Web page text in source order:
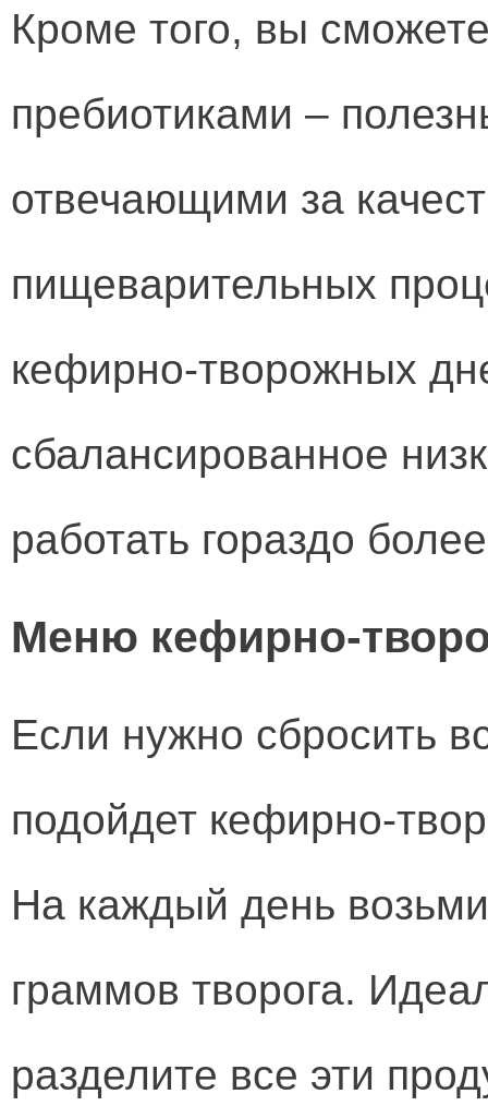
Кроме того, вы
пребиотиками –
отвечающими за
пищеварительных
кефирно-творожных
сбалансированное
работать гораздо
Меню кефирно-
Если нужно сбросить
подойдет кефирно-
На каждый день
граммов творога.
разделите все эти